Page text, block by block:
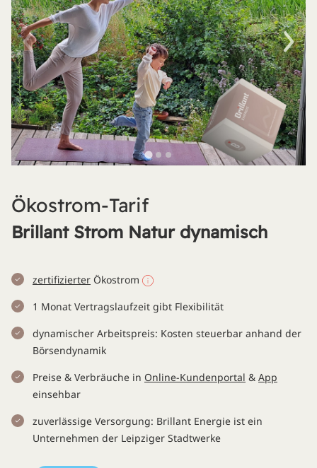
Ökostrom-Tarif
Brillant Strom Natur dynamisch
zertifizierter Ökostrom
1 Monat Vertragslaufzeit gibt Flexibilität
dynamischer Arbeitspreis: Kosten steuerbar anhand der
Börsendynamik
Preise & Verbräuche in Online-Kundenportal & App
einsehbar
zuverlässige Versorgung: Brillant Energie ist ein
Unternehmen der Leipziger Stadtwerke